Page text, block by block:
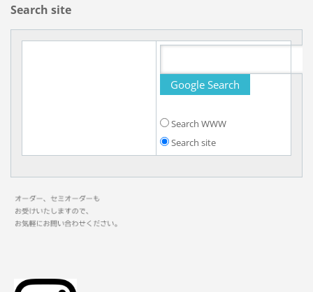
Search site
Search WWW
Search site